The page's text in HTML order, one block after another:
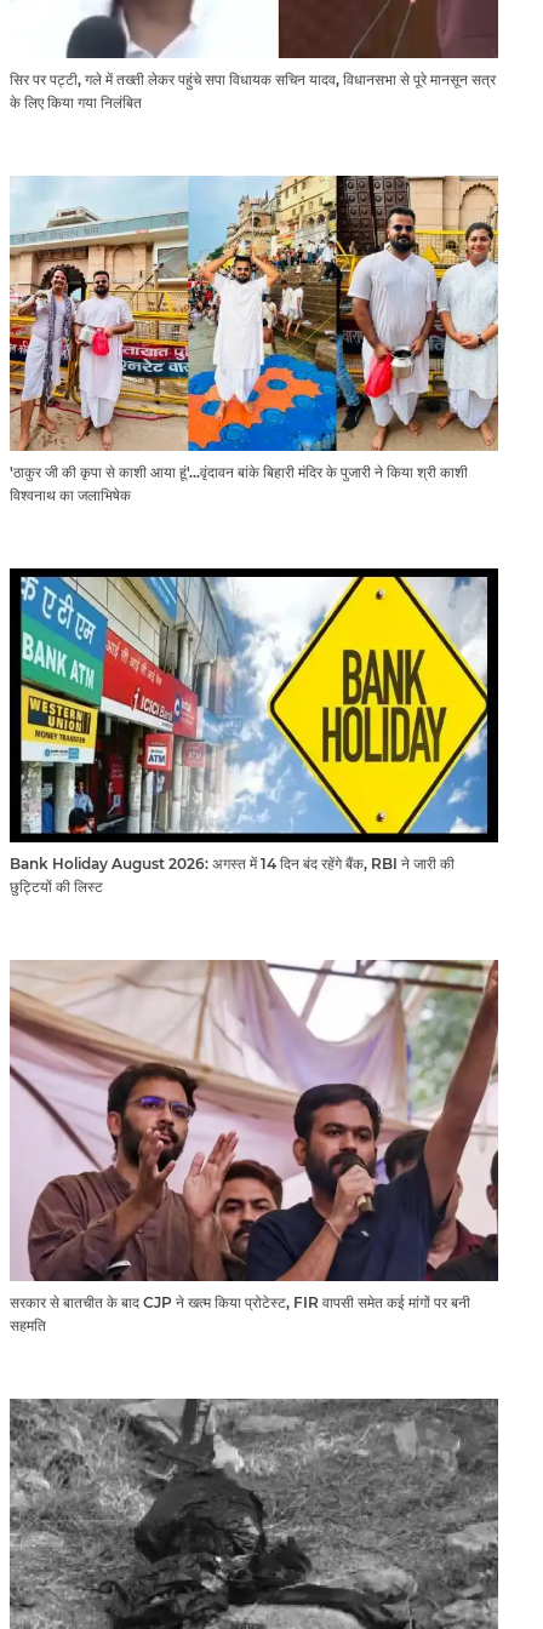
सिर पर पट्टी, गले में तख्ती लेकर पहुंचे सपा विधायक सचिन यादव, विधानसभा से पूरे मानसून सत्र
के लिए किया गया निलंबित
'ठाकुर जी की कृपा से काशी आया हूं'...वृंदावन बांके बिहारी मंदिर के पुजारी ने किया श्री काशी
विश्वनाथ का जलाभिषेक
Bank Holiday August 2026: अगस्त में 14 दिन बंद रहेंगे बैंक, RBI ने जारी की
छुट्टियों की लिस्ट​​​​​​​
सरकार से बातचीत के बाद CJP ने खत्म किया प्रोटेस्ट, FIR वापसी समेत कई मांगों पर बनी
सहमति